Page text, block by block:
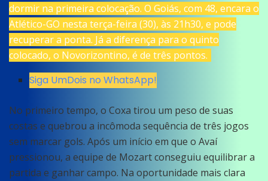
dormir na primeira colocação. O Goiás, com 48, encara o
Atlético-GO nesta terça-feira (30), às 21h30, e pode
recuperar a ponta. Já a diferença para o quinto
colocado, o Novorizontino, é de três pontos.
Siga UmDois no WhatsApp!
No primeiro tempo, o Coxa tirou um peso de suas
costas e quebrou a incômoda sequência de três jogos
sem marcar gols. Após um início em que o Avaí
pressionou, a equipe de Mozart conseguiu equilibrar a
partida e ganhar campo. Na oportunidade mais clara